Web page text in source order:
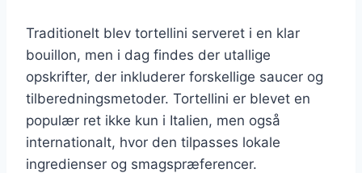
Traditionelt blev tortellini serveret i en klar
bouillon, men i dag findes der utallige
opskrifter, der inkluderer forskellige saucer og
tilberedningsmetoder. Tortellini er blevet en
populær ret ikke kun i Italien, men også
internationalt, hvor den tilpasses lokale
ingredienser og smagspræferencer.